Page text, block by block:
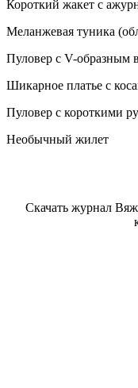
Короткий жакет с
Меланжевая туника
Пуловер с V-образным
Шикарное платье с
Пуловер с короткими
Необычный жилет
Скачать журнал